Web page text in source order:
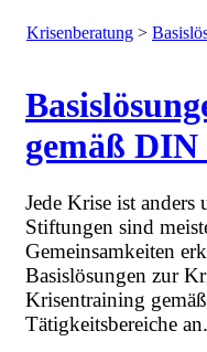
Krisenberatung >
gemäß DIN
Jede Krise ist
Stiftungen sind
Gemeinsamkeiten
Basislösungen zur
Krisentraining
Tätigkeitsbereiche an.